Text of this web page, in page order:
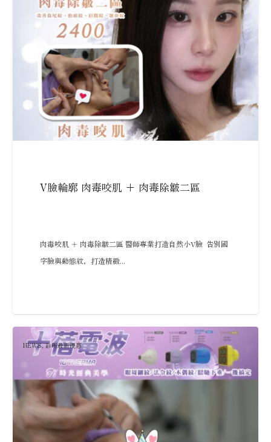
V臉輪廓 肉毒咬肌 + 肉毒除皺二區
肉毒咬肌 ＋ 肉毒除皺二區 醫師專業打造自然小V臉 告別國
字臉與動態紋，打造精緻...
NEWS,診所最新優惠